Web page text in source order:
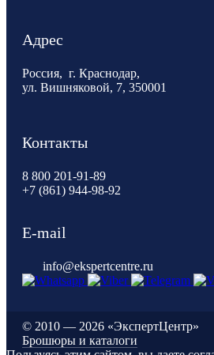
Адрес
Россия, г. Краснодар,
ул. Вишняковой, 7, 350001
Контакты
8 800 201-91-89
+7 (861) 944-98-92
E-mail
info@ekspertcentre.ru
© 2010 — 2026 «ЭкспертЦентр»
Брошюры и каталоги